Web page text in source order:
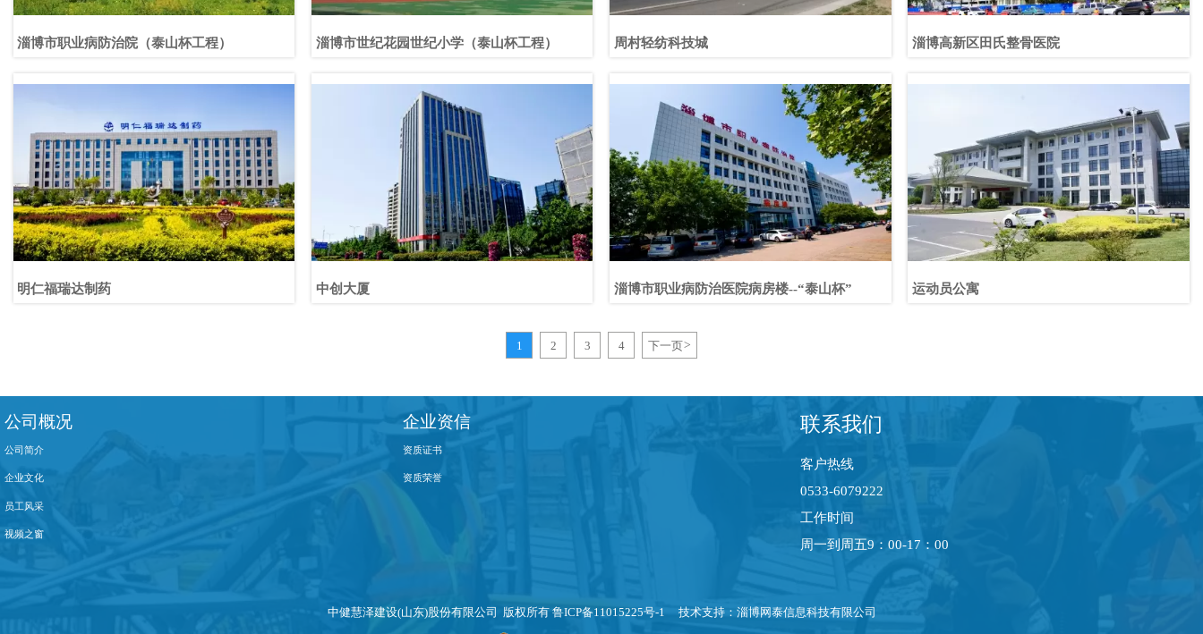
淄博市职业病防治院（泰山杯工程） 淄博市世纪花园世纪小学（泰山杯工程） 周村轻纺科技城 淄博高新区田氏整骨医院
明仁福瑞达制药 中创大厦 淄博市职业病防治医院病房楼--“泰山杯” 运动员公寓
1 2 3 4 下一页>
公司概况
公司简介
企业文化
员工风采
视频之窗
企业资信
资质证书
资质荣誉
联系我们
客户热线
0533-6079222
工作时间
周一到周五9：00-17：00
中健慧泽建设(山东)股份有限公司 版权所有 鲁ICP备11015225号-1 技术支持： 淄博网泰信息科技有限公司